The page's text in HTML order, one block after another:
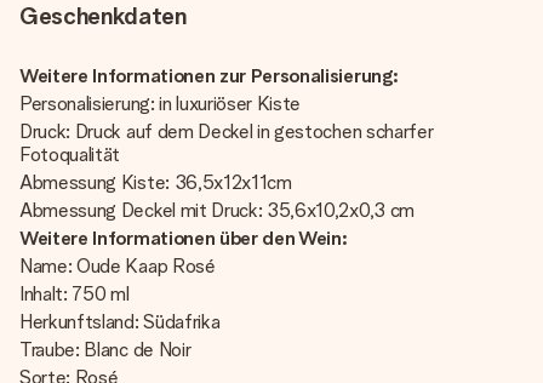
Geschenkdaten
Weitere Informationen zur Personalisierung:
Personalisierung: in luxuriöser Kiste
Druck: Druck auf dem Deckel in gestochen scharfer
Fotoqualität
Abmessung Kiste: 36,5x12x11cm
Abmessung Deckel mit Druck: 35,6x10,2x0,3 cm
Weitere Informationen über den Wein:
Name: Oude Kaap Rosé
Inhalt: 750 ml
Herkunftsland: Südafrika
Traube: Blanc de Noir
Sorte: Rosé